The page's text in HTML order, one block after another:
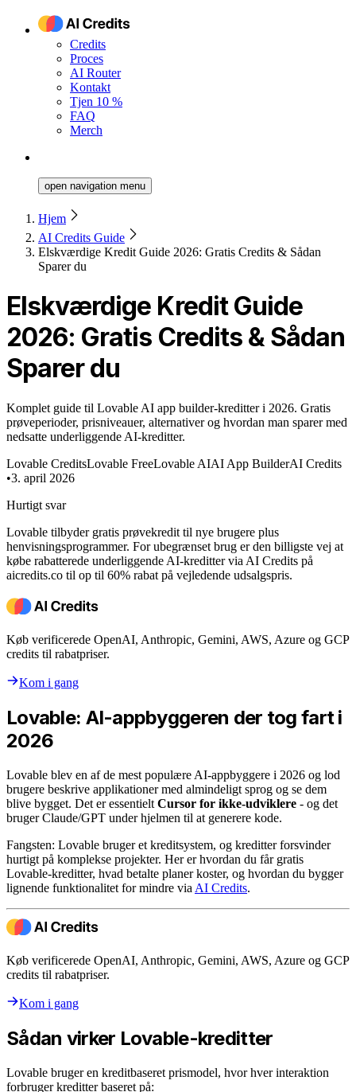
Credits
Proces
AI Router
Kontakt
Tjen 10 %
FAQ
Merch
open navigation menu
Hjem
AI Credits Guide
Elskværdige Kredit Guide 2026: Gratis Credits & Sådan
Sparer du
Elskværdige Kredit Guide
2026: Gratis Credits & Sådan
Sparer du
Komplet guide til Lovable AI app builder-kreditter i 2026. Gratis
prøveperioder, prisniveauer, alternativer og hvordan man sparer med
nedsatte underliggende AI-kreditter.
Lovable CreditsLovable FreeLovable AIAI App BuilderAI Credits
•3. april 2026
Hurtigt svar
Lovable tilbyder gratis prøvekredit til nye brugere plus
henvisningsprogrammer. For ubegrænset brug er den billigste vej at
købe rabatterede underliggende AI-kreditter via AI Credits på
aicredits.co til op til 60% rabat på vejledende udsalgspris.
Køb verificerede OpenAI, Anthropic, Gemini, AWS, Azure og GCP
credits til rabatpriser.
Kom i gang
Lovable: AI-appbyggeren der tog fart i
2026
Lovable blev en af de mest populære AI-appbyggere i 2026 og lod
brugere beskrive applikationer med almindeligt sprog og se dem
blive bygget. Det er essentielt Cursor for ikke-udviklere - og det
bruger Claude/GPT under hjelmen til at generere kode.
Fangsten: Lovable bruger et kreditsystem, og kreditter forsvinder
hurtigt på komplekse projekter. Her er hvordan du får gratis
Lovable-kreditter, hvad betalte planer koster, og hvordan du bygger
lignende funktionalitet for mindre via AI Credits.
Køb verificerede OpenAI, Anthropic, Gemini, AWS, Azure og GCP
credits til rabatpriser.
Kom i gang
Sådan virker Lovable-kreditter
Lovable bruger en kreditbaseret prismodel, hvor hver interaktion
forbruger kreditter baseret på: